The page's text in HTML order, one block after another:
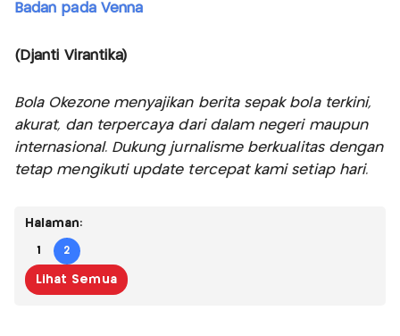
Badan pada Venna
(Djanti Virantika)
Bola Okezone menyajikan berita sepak bola terkini,
akurat, dan terpercaya dari dalam negeri maupun
internasional. Dukung jurnalisme berkualitas dengan
tetap mengikuti update tercepat kami setiap hari.
Halaman:
1 2
Lihat Semua